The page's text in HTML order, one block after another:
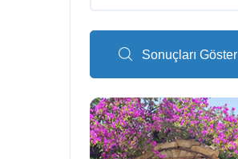
Sonuçları Göster